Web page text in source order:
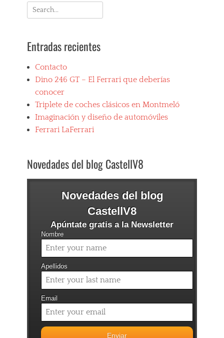
F
a
r
F
a
i
t
F
Search
for:
Entradas recientes
Contacto
Dino 246 GT – El Ferrari que deberías
conocer
Triplete de coches clásicos en Montmeló
Imaginación y diseño de automóviles
Ferrari LaFerrari
Novedades del blog CastellV8
Novedades del blog
CastellV8
Apúntate gratis a la Newsletter
Nombre
Apellidos
Email